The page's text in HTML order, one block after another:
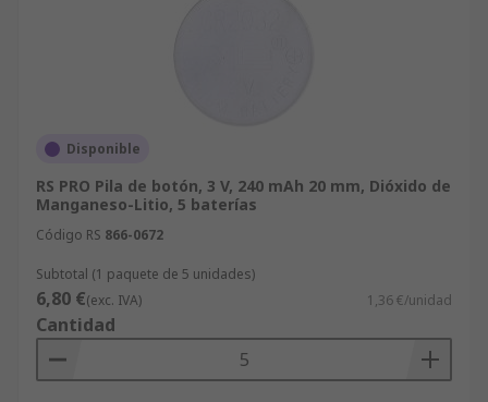
S: óxido de plata
P: zinc-aire
C: dióxido de manganeso-litio
B: monofluoruro de carbonato-litio
G: óxido de cobre-litio
Disponible
RS PRO Pila de botón, 3 V, 240 mAh 20 mm, Dióxido de
Manganeso-Litio, 5 baterías
Código RS 866-0672
Subtotal (1 paquete de 5 unidades)
6,80 €(exc. IVA) 1,36 €/unidad
Cantidad